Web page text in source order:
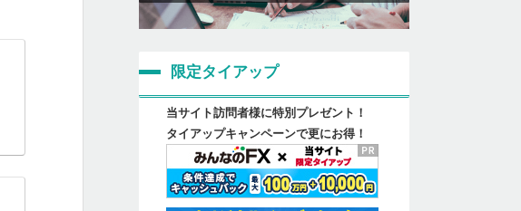
限定タイアップ
当サイト訪問者様に特別プレゼント！
タイアップキャンペーンで更にお得！